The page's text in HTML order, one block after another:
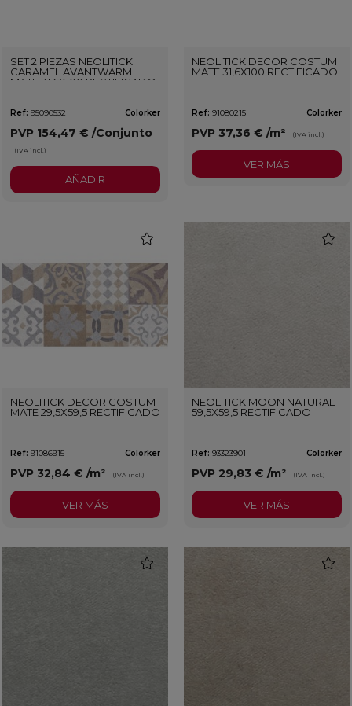
SET 2 PIEZAS NEOLITICK
CARAMEL AVANTWARM
MATE 31,6X100 RECTIFICADO
Ref: 95090532 Colorker
PVP 154,47 € /Conjunto
(IVA incl.)
AÑADIR
NEOLITICK DECOR COSTUM
MATE 31,6X100 RECTIFICADO
Ref: 91080215 Colorker
PVP 37,36 € /m² (IVA incl.)
VER MÁS
NEOLITICK DECOR COSTUM
MATE 29,5X59,5 RECTIFICADO
Ref: 91086915 Colorker
PVP 32,84 € /m² (IVA incl.)
VER MÁS
NEOLITICK MOON NATURAL
59,5X59,5 RECTIFICADO
Ref: 93323901 Colorker
PVP 29,83 € /m² (IVA incl.)
VER MÁS